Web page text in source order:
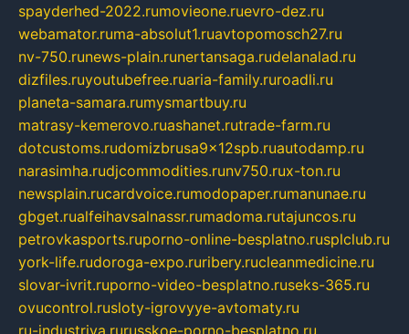
spayderhed-2022.rumovieone.ruevro-dez.ru
webamator.ruma-absolut1.ruavtopomosch27.ru
nv-750.runews-plain.runertansaga.rudelanalad.ru
dizfiles.ruyoutubefree.ruaria-family.ruroadli.ru
planeta-samara.rumysmartbuy.ru
matrasy-kemerovo.ruashanet.rutrade-farm.ru
dotcustoms.rudomizbrusa9x12spb.ruautodamp.ru
narasimha.rudjcommodities.runv750.rux-ton.ru
newsplain.rucardvoice.rumodopaper.rumanunae.ru
gbget.rualfeihavsalnassr.rumadoma.rutajuncos.ru
petrovkasports.ruporno-online-besplatno.rusplclub.ru
york-life.rudoroga-expo.ruribery.rucleanmedicine.ru
slovar-ivrit.ruporno-video-besplatno.ruseks-365.ru
ovucontrol.rusloty-igrovyye-avtomaty.ru
ru-industriya.rurusskoe-porno-besplatno.ru